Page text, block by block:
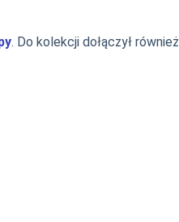
. Do kolekcji dołączył również